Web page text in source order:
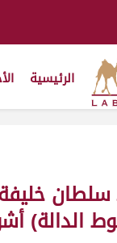
الرئيسية
أشواط